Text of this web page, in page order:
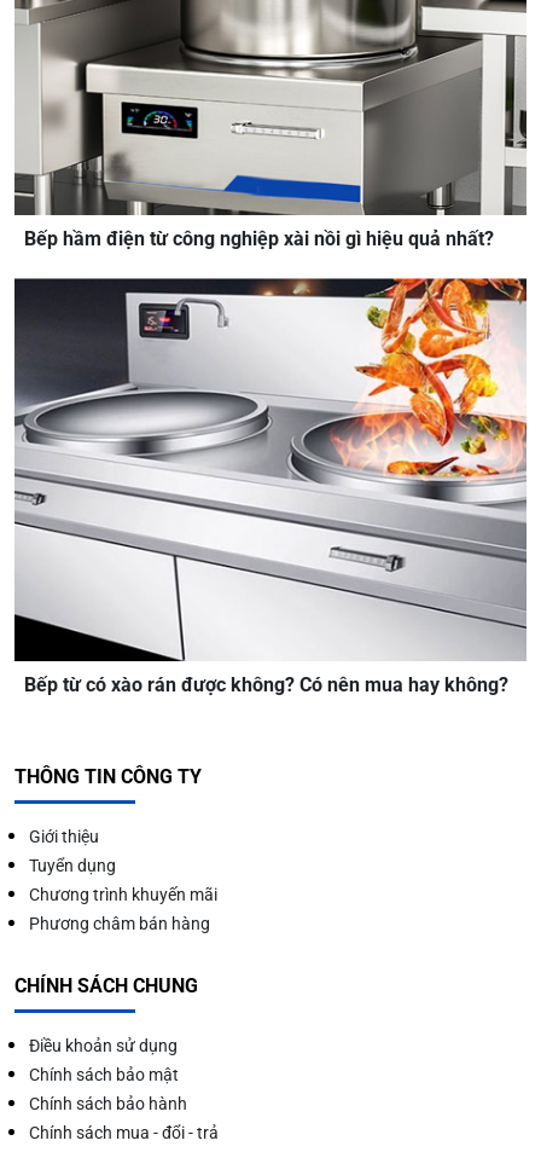
Bếp hầm điện từ công nghiệp xài nồi gì hiệu quả nhất?
Bếp từ có xào rán được không? Có nên mua hay không?
THÔNG TIN CÔNG TY
Giới thiệu
Tuyển dụng
Chương trình khuyến mãi
Phương châm bán hàng
CHÍNH SÁCH CHUNG
Điều khoản sử dụng
Chính sách bảo mật
Chính sách bảo hành
Chính sách mua - đổi - trả